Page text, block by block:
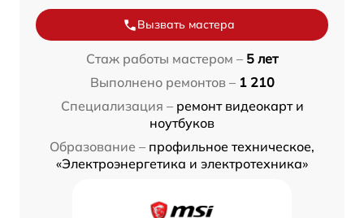
Вызвать мастера
Стаж работы мастером – 5 лет
Выполнено ремонтов – 1 210
Специализация – ремонт видеокарт и
ноутбуков
Образование – профильное техническое,
«Электроэнергетика и электротехника»